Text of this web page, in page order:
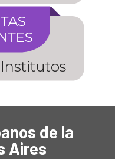
de la
Aires